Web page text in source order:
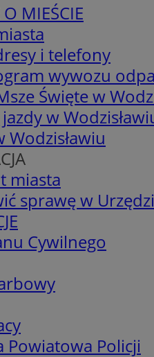
MIEŚCIE
i telefony
wywozu
Święte w
jazdy w
Wodzisławiu
miasta
sprawę w
Cywilnego
Powiatowa Policji